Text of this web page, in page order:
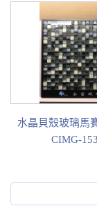
水晶貝殼玻璃馬
CIMG-